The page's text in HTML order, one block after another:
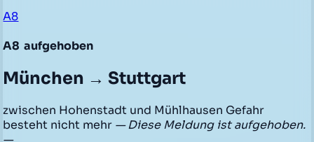
A8
A8 aufgehoben
München → Stuttgart
zwischen Hohenstadt und Mühlhausen Gefahr
besteht nicht mehr — Diese Meldung ist aufgehoben.